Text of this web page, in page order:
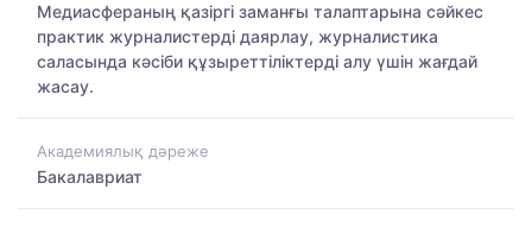
Медиасфераның қазіргі заманғы талаптарына сәйкес
практик журналистерді даярлау, журналистика
саласында кәсіби құзыреттіліктерді алу үшін жағдай
жасау.
Академиялық дәреже
Бакалавриат